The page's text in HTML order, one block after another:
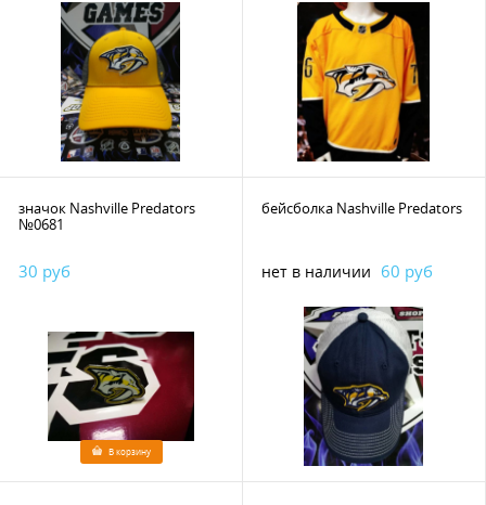
значок Nashville Predators
№0681
30 руб
В корзину
бейсболка Nashville Predators
нет в наличии 60 руб